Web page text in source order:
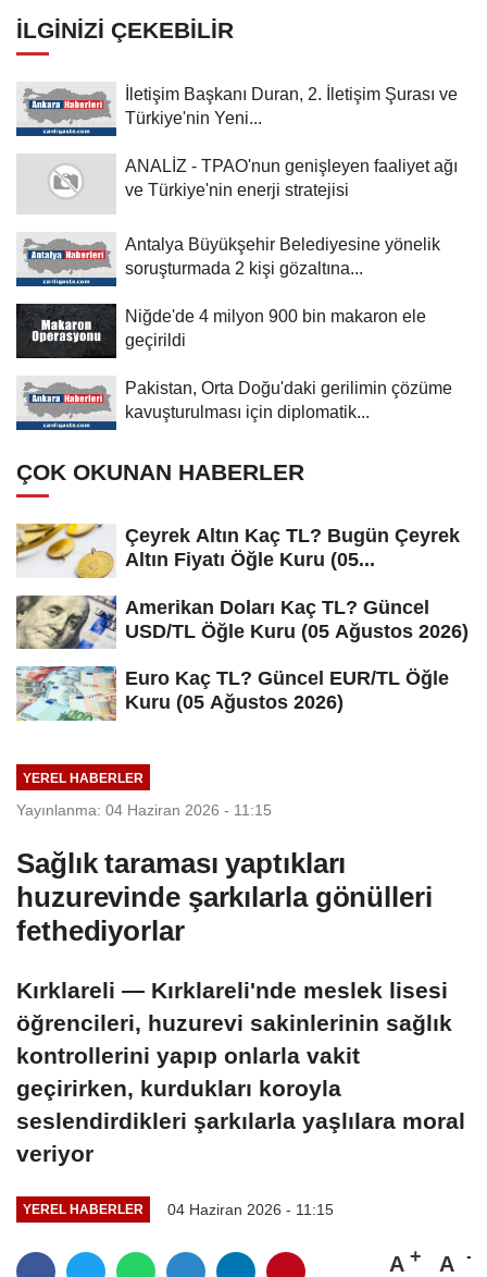
İLGINIZI ÇEKEBILIR
İletişim Başkanı Duran, 2. İletişim Şurası ve
Türkiye'nin Yeni...
ANALİZ - TPAO'nun genişleyen faaliyet ağı
ve Türkiye'nin enerji stratejisi
Antalya Büyükşehir Belediyesine yönelik
soruşturmada 2 kişi gözaltına...
Niğde'de 4 milyon 900 bin makaron ele
geçirildi
Pakistan, Orta Doğu'daki gerilimin çözüme
kavuşturulması için diplomatik...
ÇOK OKUNAN HABERLER
Çeyrek Altın Kaç TL? Bugün Çeyrek
Altın Fiyatı Öğle Kuru (05...
Amerikan Doları Kaç TL? Güncel
USD/TL Öğle Kuru (05 Ağustos 2026)
Euro Kaç TL? Güncel EUR/TL Öğle
Kuru (05 Ağustos 2026)
YEREL HABERLER
Yayınlanma: 04 Haziran 2026 - 11:15
Sağlık taraması yaptıkları
huzurevinde şarkılarla gönülleri
fethediyorlar
Kırklareli — Kırklareli'nde meslek lisesi
öğrencileri, huzurevi sakinlerinin sağlık
kontrollerini yapıp onlarla vakit
geçirirken, kurdukları koroyla
seslendirdikleri şarkılarla yaşlılara moral
veriyor
YEREL HABERLER 04 Haziran 2026 - 11:15
A A